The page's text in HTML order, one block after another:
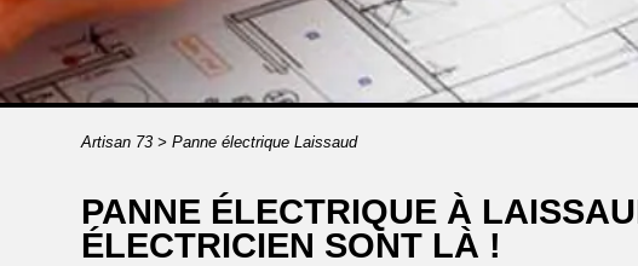
Artisan 73> Panne électrique Laissaud
PANNE ÉLECTRIQUE À
ÉLECTRICIEN SONT LÀ !